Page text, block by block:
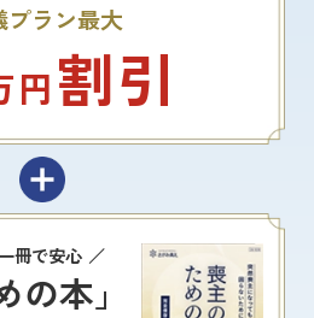
プラン最大
円割引
冊で安心
の本」